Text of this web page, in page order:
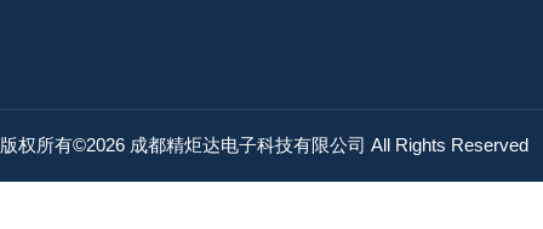
版权所有©2026 成都精炬达电子科技有限公司 All Rights Reserved